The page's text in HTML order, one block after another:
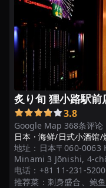
炙り旬 狸小路駅前
Google Map 368条评论
3.8
日本 · 海鲜/日式小酒馆/
地址： 日本〒060-
Minami 3 Jōnishi, 4-
电话： +81 11-231-5200
推荐菜： 刺身盛合、鲍